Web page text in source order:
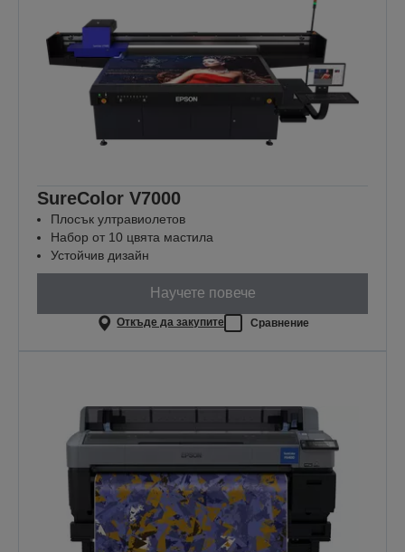
SureColor V7000
Плосък ултравиолетов
Набор от 10 цвята мастила
Устойчив дизайн
Научете повече
Откъде да закупите Сравнение